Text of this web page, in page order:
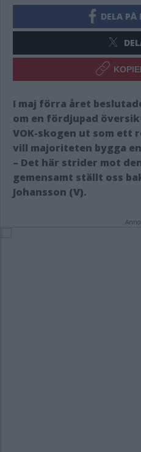
DELA PÅ
I maj förra året
om en fördjupad
VOK-skogen ut som ett
vill majoriteten bygga
– Det här strider mot
gemensamt ställt oss
Johansson (V).